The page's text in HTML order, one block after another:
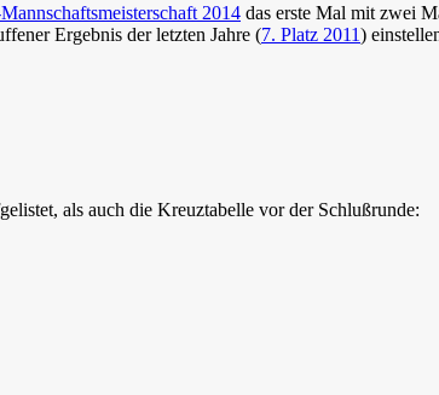
2014 das erste Mal mit zwei
Ergebnis der letzten Jahre (7. Platz 2011)
als auch die Kreuztabelle vor der Schlußrunde: